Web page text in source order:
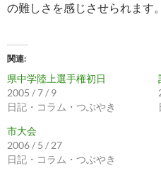
の難しさを感じさせられます。
関連
県中学陸上選手権初日
2005 / 7 / 9
日記・コラム・つぶやき
市大会
2006 / 5 / 27
日記・コラム・つぶやき